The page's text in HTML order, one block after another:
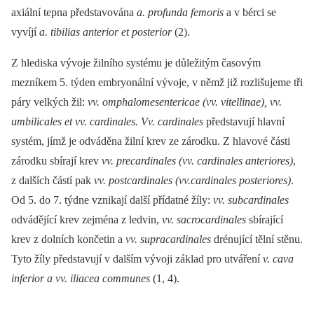
axiální tepna představována a. profunda femoris a v bérci se
vyvíjía. tibilias anterior et posterior(2).
Z hlediska vývoje žilního systému je důležitým časovým
mezníkem 5. týden embryonální vývoje, v němž již rozlišujeme tři
páry velkých žil: vv. omphalomesentericae (vv. vitellinae), vv.
umbilicales et vv. cardinales. Vv. cardinales představují hlavní
systém, jímž je odváděna žilní krev ze zárodku. Z hlavové části
zárodku sbírají krev vv. precardinales (vv. cardinales anteriores),
z dalších částí pak vv. postcardinales (vv.cardinales posteriores).
Od 5. do 7. týdne vznikají další přídatné žíly: vv. subcardinales
odvádějící krev zejména z ledvin, vv. sacrocardinales sbírající
krev z dolních končetin a vv. supracardinales drénující tělní stěnu.
Tyto žíly představují v dalším vývoji základ pro utvářenív. cava
inferior a vv. iliacea communes (1, 4).